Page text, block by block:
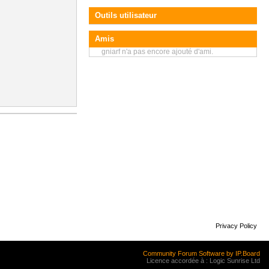
Outils utilisateur
Amis
gniarf n'a pas encore ajouté d'ami.
Privacy Policy
Community Forum Software by IP.Board
Licence accordée à : Logic Sunrise Ltd